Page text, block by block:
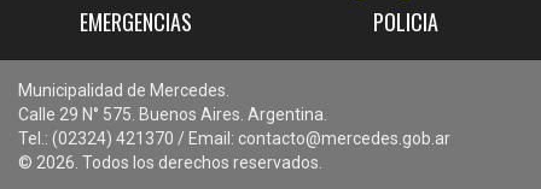
EMERGENCIAS POLICIA
Municipalidad de Mercedes.
Calle 29 N° 575. Buenos Aires. Argentina.
Tel.: (02324) 421370 / Email: contacto@mercedes.gob.ar
© 2026. Todos los derechos reservados.